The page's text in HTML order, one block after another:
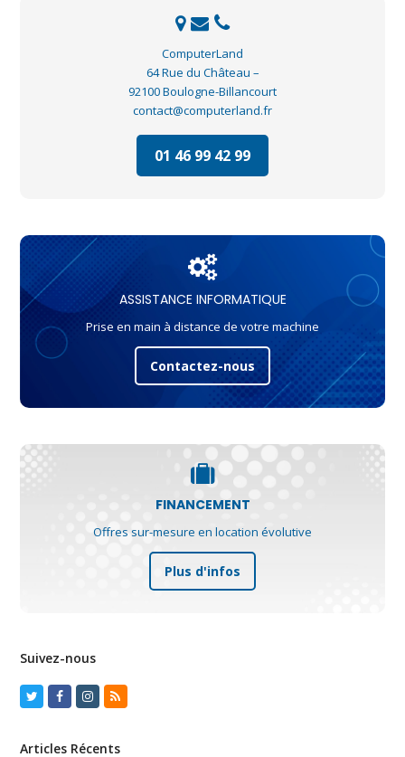
ComputerLand
64 Rue du Château –
92100 Boulogne-Billancourt
contact@computerland.fr
01 46 99 42 99
ASSISTANCE INFORMATIQUE
Prise en main à distance de votre machine
Contactez-nous
FINANCEMENT
Offres sur-mesure en location évolutive
Plus d'infos
Suivez-nous
TwitterFacebook
Instagram
RSS
Articles Récents